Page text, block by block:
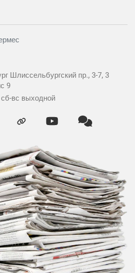
Шлиссельбургский пр., 3-7, 3
9
сб-вс выходной